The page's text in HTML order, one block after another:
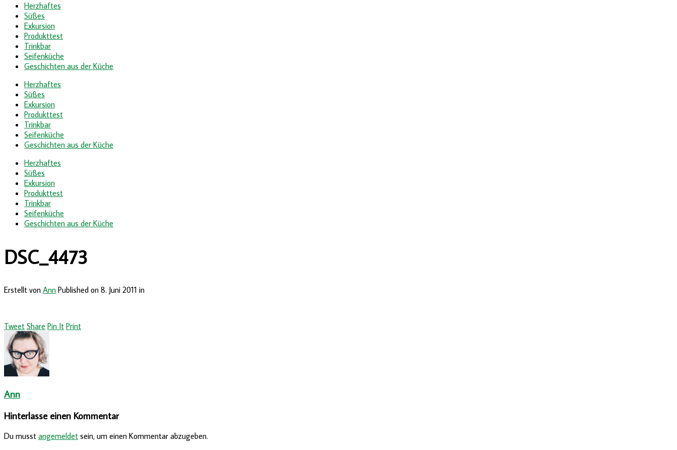
Herzhaftes
Süßes
Exkursion
Produkttest
Trinkbar
Seifenküche
Geschichten aus der Küche
Herzhaftes
Süßes
Exkursion
Produkttest
Trinkbar
Seifenküche
Geschichten aus der Küche
Herzhaftes
Süßes
Exkursion
Produkttest
Trinkbar
Seifenküche
Geschichten aus der Küche
DSC_4473
Erstellt von Ann Published on 8. Juni 2011 in
Tweet Share Pin It Print
Ann
Hinterlasse einen Kommentar
Du musst angemeldet sein, um einen Kommentar abzugeben.